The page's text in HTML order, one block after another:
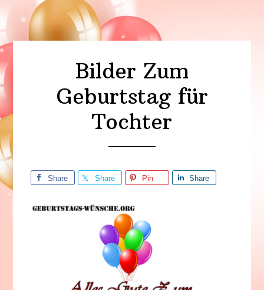
Bilder Zum
Geburtstag für
Tochter
Share Share Pin Share